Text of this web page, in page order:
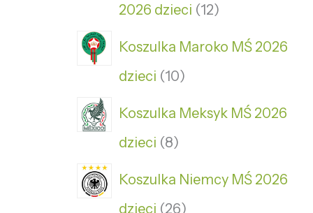
2026 dzieci 12
Koszulka Maroko MŚ 2026
dzieci 10
Koszulka Meksyk MŚ 2026
dzieci 8
Koszulka Niemcy MŚ 2026
dzieci 26